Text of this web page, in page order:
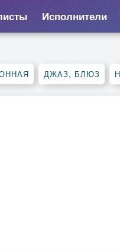
Исполнители
ДЖАЗ, БЛЮЗ